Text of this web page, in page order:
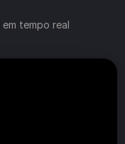
tempo real